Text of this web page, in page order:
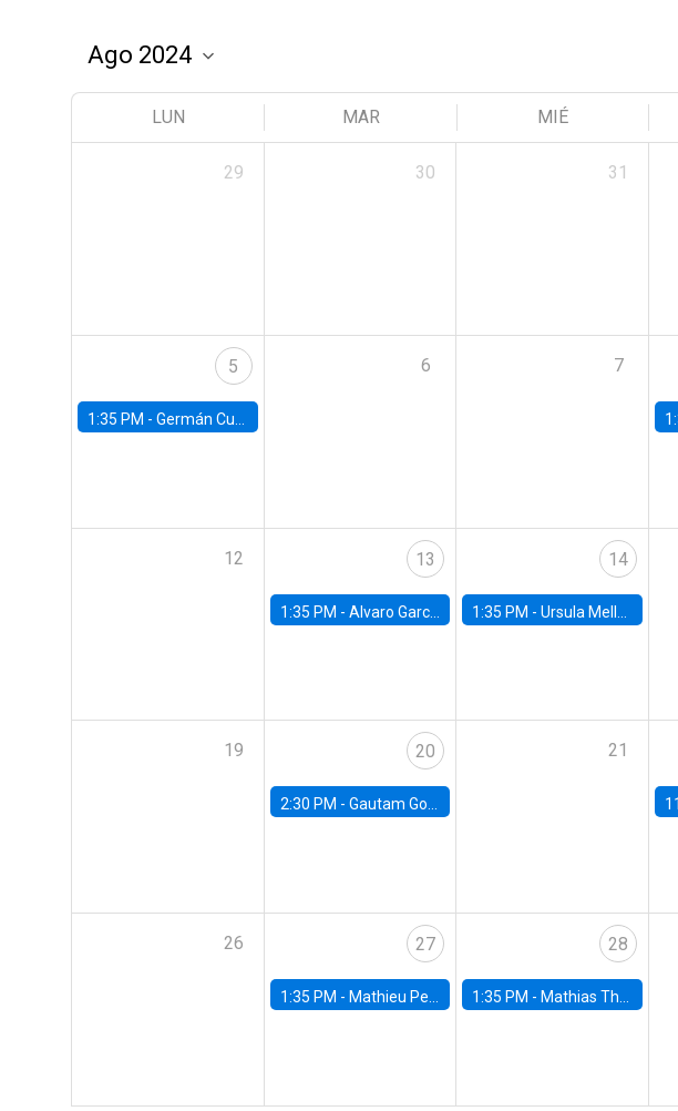
LUN MAR MIÉ
29 30 31
5
1:35 PM - Germán Cubas, University of Houston
6 7
12 13
1:35 PM - Alvaro Garcia-Marin, Universidad de Los Andes
14
1:35 PM -Ursula Mello, Insper - Institute of Education and Research
19 20
2:30 PM - Gautam Gowrisankaran, Columbia University
21
26 27
1:35 PM - Mathieu Pedemonte, IDB
28
1:35 PM - Mathias Thoenig, University of Lausanne